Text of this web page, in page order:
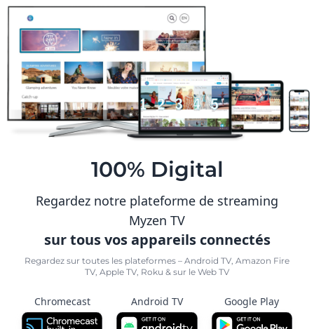
100% Digital
Regardez notre plateforme de streaming
Myzen TV
sur tous vos appareils connectés
Regardez sur toutes les plateformes – Android TV, Amazon Fire
TV, Apple TV, Roku & sur le Web TV
Chromecast Android TV Google Play